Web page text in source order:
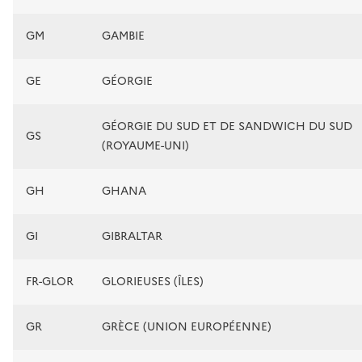
GM GAMBIE
GE GÉORGIE
GS
GÉORGIE DU SUD ET DE SANDWICH DU SUD
(ROYAUME-UNI)
GH GHANA
GI GIBRALTAR
FR-GLOR GLORIEUSES (ÎLES)
GR GRÈCE (UNION EUROPÉENNE)